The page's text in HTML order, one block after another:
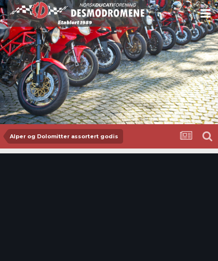
Alper og Dolomitter assortert godis